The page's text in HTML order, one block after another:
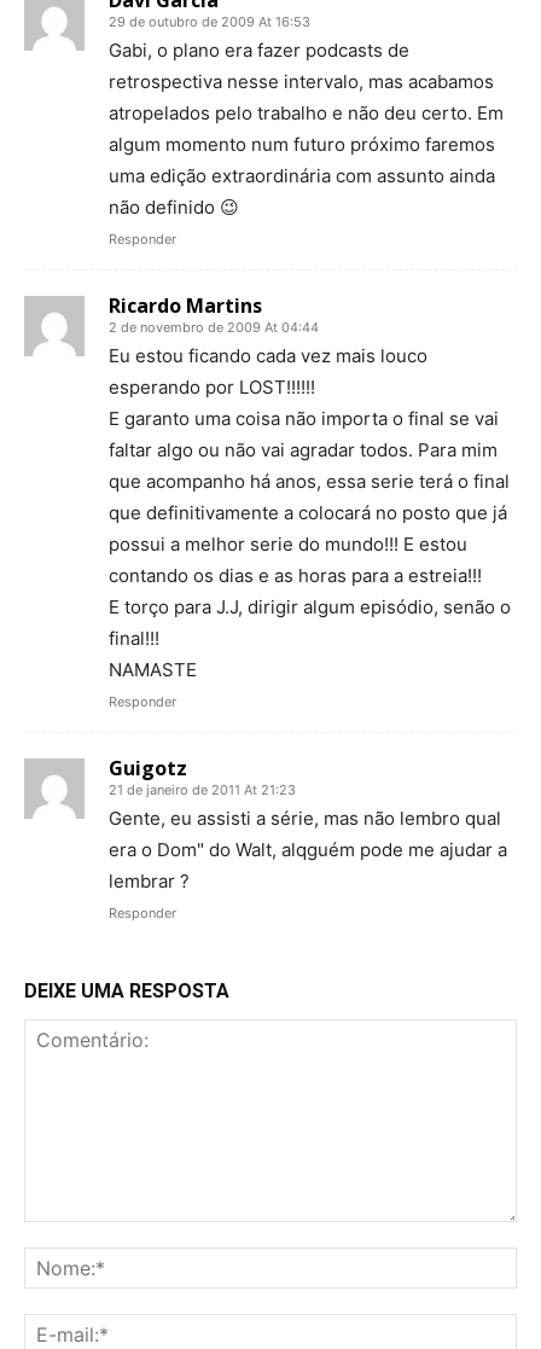
29 de outubro de 2009 At 16:53
Gabi, o plano era fazer podcasts de
retrospectiva nesse intervalo, mas acabamos
atropelados pelo trabalho e não deu certo. Em
algum momento num futuro próximo faremos
uma edição extraordinária com assunto ainda
não definido 😉
Responder
Ricardo Martins
2 de novembro de 2009 At 04:44
Eu estou ficando cada vez mais louco
esperando por LOST!!!!!!
E garanto uma coisa não importa o final se vai
faltar algo ou não vai agradar todos. Para mim
que acompanho há anos, essa serie terá o final
que definitivamente a colocará no posto que já
possui a melhor serie do mundo!!! E estou
contando os dias e as horas para a estreia!!!
E torço para J.J, dirigir algum episódio, senão o
final!!!
NAMASTE
Responder
Guigotz
21 de janeiro de 2011 At 21:23
Gente, eu assisti a série, mas não lembro qual
era o Dom" do Walt, alqguém pode me ajudar a
lembrar ?
Responder
DEIXE UMA RESPOSTA